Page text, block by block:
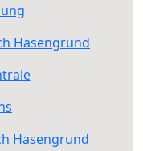
Hasengrund
Hasengrund